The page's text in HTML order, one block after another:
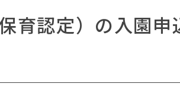
育認定）の入園申